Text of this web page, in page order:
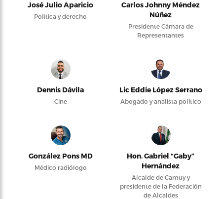
José Julio Aparicio
Política y derecho
Carlos Johnny Méndez
Núñez
Presidente Cámara de
Representantes
Dennis Dávila
Cine
Lic Eddie López Serrano
Abogado y analista político
González Pons MD
Médico radiólogo
Hon. Gabriel “Gaby”
Hernández
Alcalde de Camuy y
presidente de la Federación
de Alcaldes